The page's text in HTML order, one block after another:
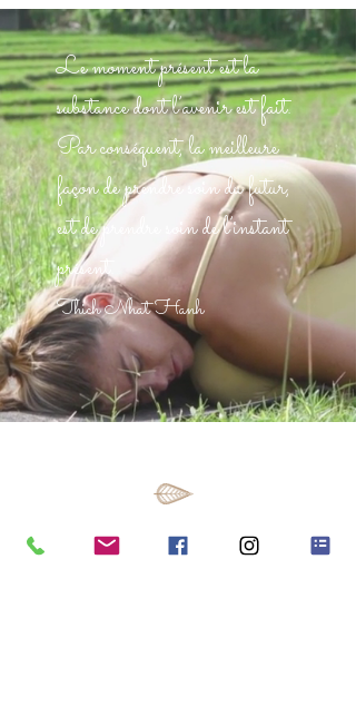
Le moment présent est la
substance dont l’avenir est fait.
Par conséquent, la meilleure
façon de prendre soin du futur,
est de prendre soin de l’instant
présent.
Thich Nhat Hanh
LE PROGRAMME peut être sujet à
modification sur place